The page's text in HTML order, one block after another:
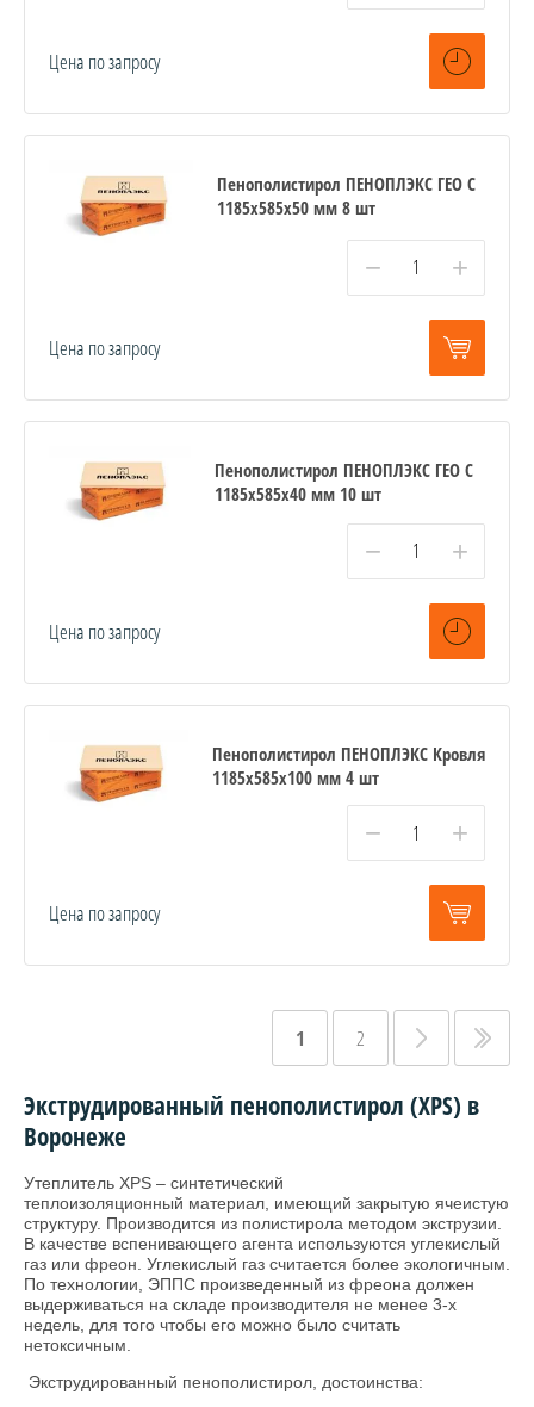
Цена по запросу
Пенополистирол ПЕНОПЛЭКС ГЕО С
1185х585х50 мм 8 шт
− +
Цена по запросу
Пенополистирол ПЕНОПЛЭКС ГЕО С
1185х585х40 мм 10 шт
− +
Цена по запросу
Пенополистирол ПЕНОПЛЭКС Кровля
1185х585х100 мм 4 шт
− +
Цена по запросу
1 2
Экструдированный пенополистирол (XPS) в
Воронеже
Утеплитель XPS – синтетический
теплоизоляционный материал, имеющий закрытую ячеистую
структуру. Производится из полистирола методом экструзии.
В качестве вспенивающего агента используются углекислый
газ или фреон. Углекислый газ считается более экологичным.
По технологии, ЭППС произведенный из фреона должен
выдерживаться на складе производителя не менее 3-х
недель, для того чтобы его можно было считать
нетоксичным.
Экструдированный пенополистирол, достоинства: